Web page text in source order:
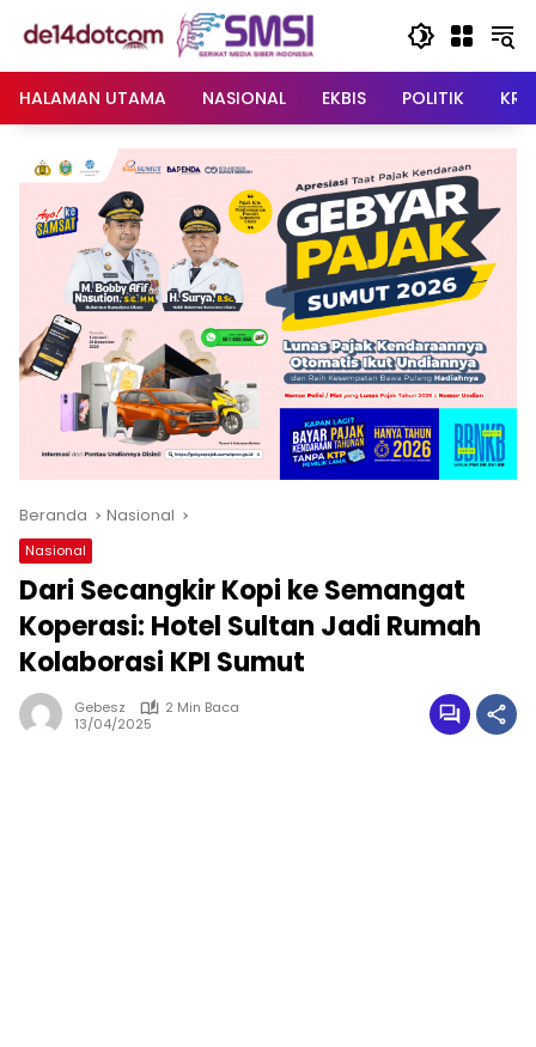
HALAMAN UTAMA
NASIONAL EKBIS POLITIK
Beranda Nasional
Nasional
Dari Secangkir Kopi ke Semangat
Koperasi: Hotel Sultan Jadi Rumah
Kolaborasi KPI Sumut
Gebesz
2 Min Baca
13/04/2025